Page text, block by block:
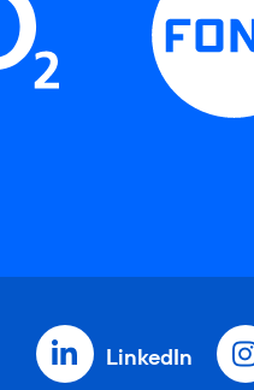
LinkedIn